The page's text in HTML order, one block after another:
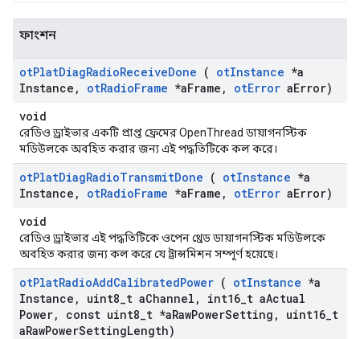
ফাংশন
otPlatDiagRadioReceiveDone ( otInstance *a
Instance , otRadioFrame *aFrame , otError aError)
void
রেডিও ড্রাইভার একটি প্রাপ্ত ফ্রেমের OpenThread ডায়াগনস্টিক
মডিউলকে অবহিত করার জন্য এই পদ্ধতিটিকে কল করে।
otPlatDiagRadioTransmitDone ( otInstance *a
Instance , otRadioFrame *aFrame , otError aError)
void
রেডিও ড্রাইভার এই পদ্ধতিটিকে ওপেন থ্রেড ডায়াগনস্টিক মডিউলকে
অবহিত করার জন্য কল করে যে ট্রান্সমিশন সম্পূর্ণ হয়েছে।
otPlatRadioAddCalibratedPower ( otInstance *a
Instance , uint8 t aChannel , int16 t aActual
Power, const uint8 t *aRawPowerSetting , uint16 t
aRawPowerSettingLength)